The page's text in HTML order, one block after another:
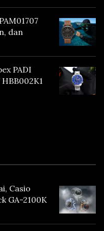
dan
PADI
Casio
GA-2100K